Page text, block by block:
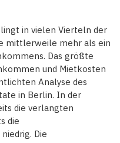
in vielen Vierteln der
mittlerweile mehr als ein
Das größte
und Mietkosten
Analyse des
in Berlin. In der
die verlangten
die
Die